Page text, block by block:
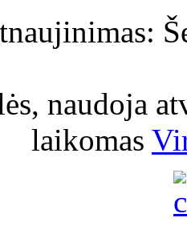
naudoja
laikomas